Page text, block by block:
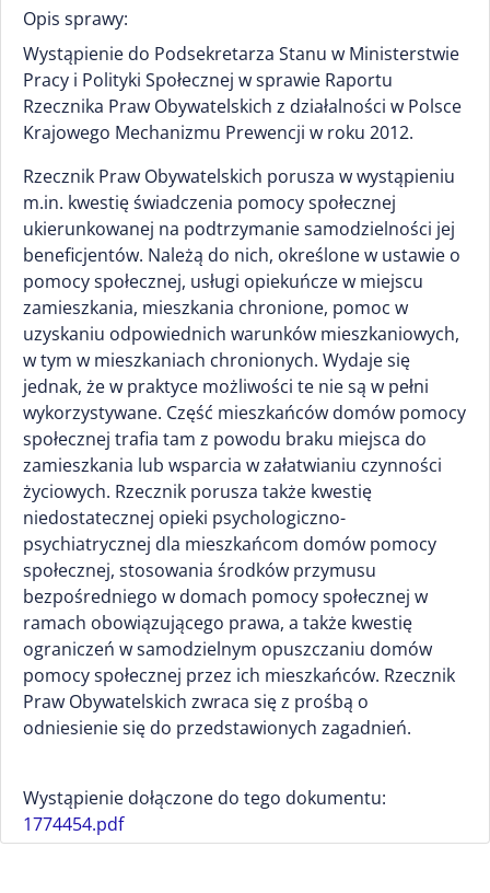
Opis sprawy:
Wystąpienie do Podsekretarza Stanu w Ministerstwie
Pracy i Polityki Społecznej w sprawie Raportu
Rzecznika Praw Obywatelskich z działalności w Polsce
Krajowego Mechanizmu Prewencji w roku 2012.
Rzecznik Praw Obywatelskich porusza w wystąpieniu
m.in. kwestię świadczenia pomocy społecznej
ukierunkowanej na podtrzymanie samodzielności jej
beneficjentów. Należą do nich, określone w ustawie o
pomocy społecznej, usługi opiekuńcze w miejscu
zamieszkania, mieszkania chronione, pomoc w
uzyskaniu odpowiednich warunków mieszkaniowych,
w tym w mieszkaniach chronionych. Wydaje się
jednak, że w praktyce możliwości te nie są w pełni
wykorzystywane. Część mieszkańców domów pomocy
społecznej trafia tam z powodu braku miejsca do
zamieszkania lub wsparcia w załatwianiu czynności
życiowych. Rzecznik porusza także kwestię
niedostatecznej opieki psychologiczno-
psychiatrycznej dla mieszkańcom domów pomocy
społecznej, stosowania środków przymusu
bezpośredniego w domach pomocy społecznej w
ramach obowiązującego prawa, a także kwestię
ograniczeń w samodzielnym opuszczaniu domów
pomocy społecznej przez ich mieszkańców. Rzecznik
Praw Obywatelskich zwraca się z prośbą o
odniesienie się do przedstawionych zagadnień.
Wystąpienie dołączone do tego dokumentu:
1774454.pdf